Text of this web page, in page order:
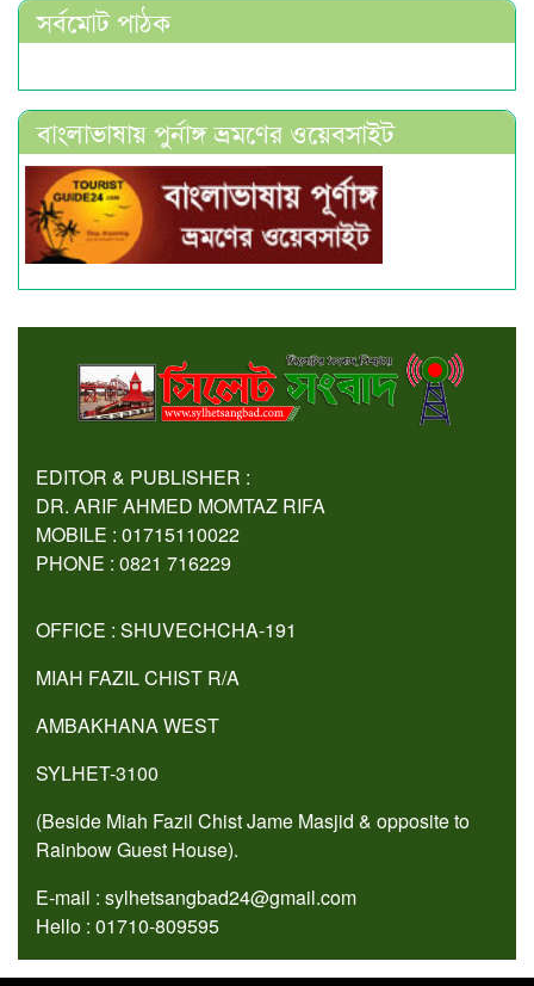
সর্বমোট পাঠক
বাংলাভাষায় পুর্নাঙ্গ ভ্রমণের ওয়েবসাইট
EDITOR & PUBLISHER :
DR. ARIF AHMED MOMTAZ RIFA
MOBILE : 01715110022
PHONE : 0821 716229
OFFICE : SHUVECHCHA-191
MIAH FAZIL CHIST R/A
AMBAKHANA WEST
SYLHET-3100
(Beside Miah Fazil Chist Jame Masjid & opposite to
Rainbow Guest House).
E-mail : sylhetsangbad24@gmail.com
Hello : 01710-809595